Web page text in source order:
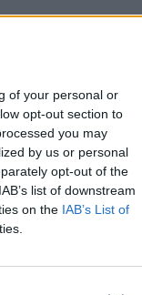
of your personal or
opt-out section to
you may
by us or personal
opt-out of the
list of downstream
on the IAB’s List of